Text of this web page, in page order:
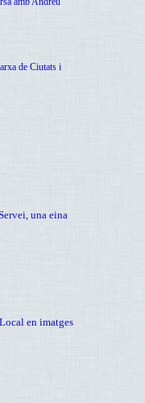
de Ciutats i
una eina
en imatges